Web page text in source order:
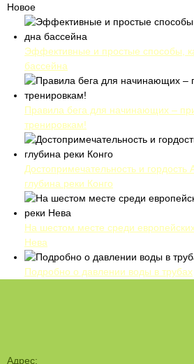
Новое
Эффективные и простые способы,
бассейна
Правила бега для начинающих –
тренировкам!
Достопримечательность и гордость
глубина реки Конго
На шестом месте среди
Нева
Подробно о давлении воды в трубах
Адрес: